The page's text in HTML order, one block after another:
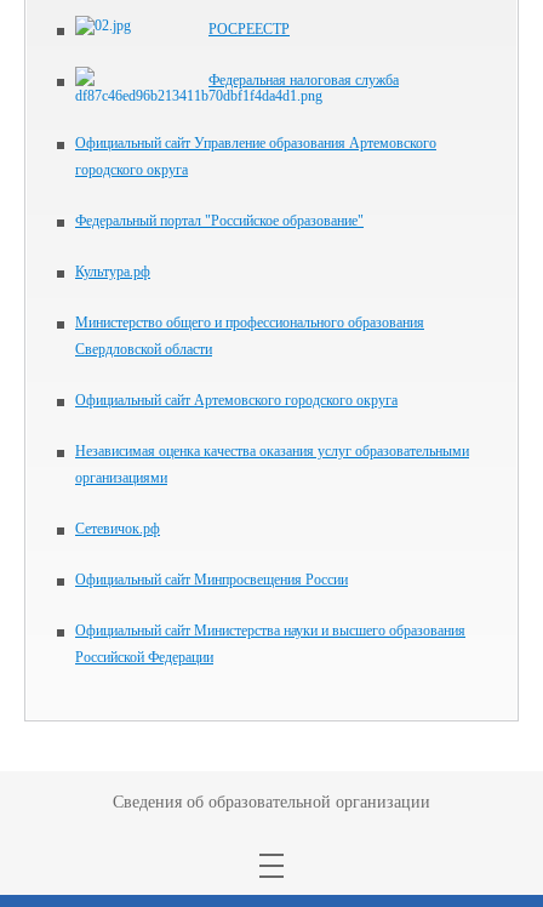
РОСРЕЕСТР
Федеральная налоговая служба
Официальный сайт Управление образования Артемовского
городского округа
Федеральный портал "Российское образование"
Культура.рф
Министерство общего и профессионального образования
Свердловской области
Официальный сайт Артемовского городского округа
Независимая оценка качества оказания услуг образовательными
организациями
Сетевичок.рф
Официальный сайт Минпросвещения России
Официальный сайт Министерства науки и высшего образования
Российской Федерации
Сведения об образовательной организации